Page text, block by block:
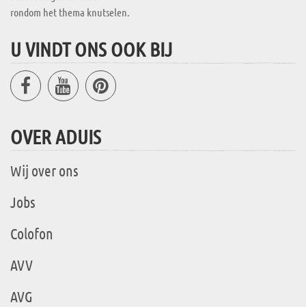
rondom het thema knutselen.
U VINDT ONS OOK BIJ
OVER ADUIS
Wij over ons
Jobs
Colofon
AVV
AVG